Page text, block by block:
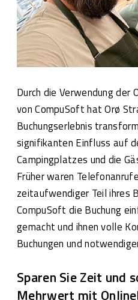
Durch die Verwendung der
von CompuSoft hat Orø
Buchungserlebnis
signifikanten Einfluss auf
Campingplatzes und die
Früher waren
zeitaufwendiger Teil ihres
CompuSoft die Buchung
gemacht und ihnen volle
Buchungen und
Sparen Sie Zeit und
Mehrwert mit